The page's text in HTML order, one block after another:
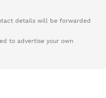
details will be forwarded
to advertise your own